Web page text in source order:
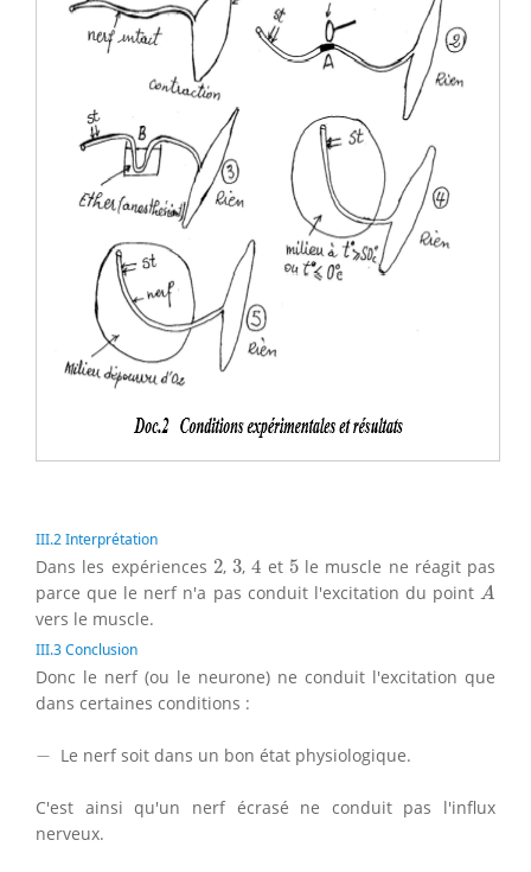
III.2 Interprétation
Dans les expériences 2
2, 3
3,4
4 et 5
5le muscle ne réagit pas
parce que le nerf n'a pas conduit l'excitation du point A
A
vers le muscle.
III.3 Conclusion
Donc le nerf (ou le neurone) ne conduit l'excitation que
dans certaines conditions :
− Le nerf soit dans un bon état physiologique.
C'est ainsi qu'un nerf écrasé ne conduit pas l'influx
nerveux.